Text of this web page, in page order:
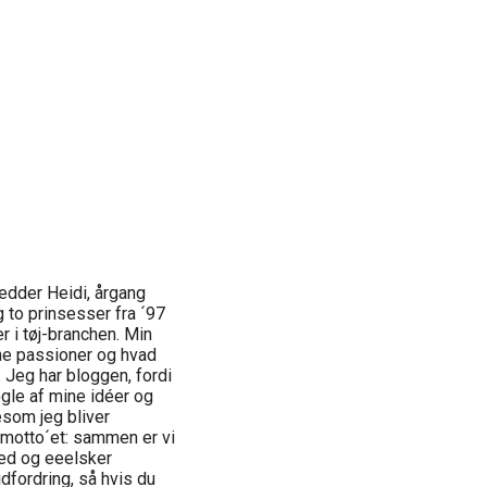
Heidi, årgang
to prinsesser fra ´97
i tøj-branchen. Min
passioner og hvad
har bloggen, fordi
af mine idéer og
jeg bliver
sammen er vi
og eeelsker
så hvis du